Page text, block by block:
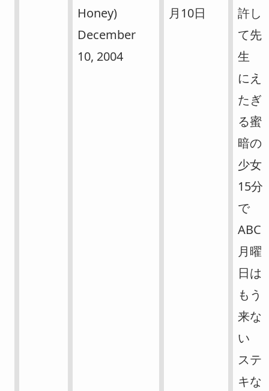
Honey)
December
10, 2004
月10日
許し
て先
生
にえ
たぎ
る蜜
暗の
少女
15分
で
ABC
月曜
日は
もう
来な
い
ステ
キな